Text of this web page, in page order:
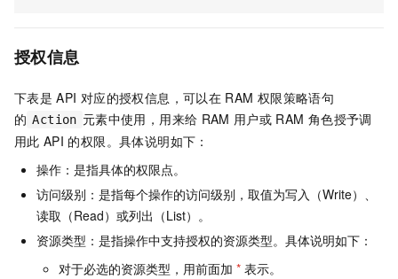
授权信息
下表是 API 对应的授权信息，可以在 RAM 权限策略语句
的 Action 元素中使用，用来给 RAM 用户或 RAM 角色授予调
用此 API 的权限。具体说明如下：
操作：是指具体的权限点。
访问级别：是指每个操作的访问级别，取值为写入（Write）、
读取（Read）或列出（List）。
资源类型：是指操作中支持授权的资源类型。具体说明如下：
对于必选的资源类型，用前面加 * 表示。